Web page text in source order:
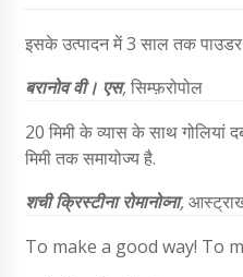
इसके उत्पादन में 3 साल तक
बरानोव वी। एस,सिम्फ़रोपोल
20 मिमी के व्यास के साथ गोलियां
मिमी तक समायोज्य है.
शची क्रिस्टीना रोमानोव्ना,
To make a good way! To